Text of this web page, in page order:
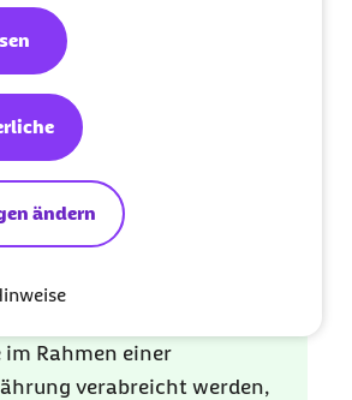
ändern
muss dabei jedoch
ein wirkstoffgleiches,
Wenn ein solches
Alternative gilt, müssen
selbst tragen, sofern
Ausnahmen aus
auf Sie
im Rahmen einer
verabreicht werden,